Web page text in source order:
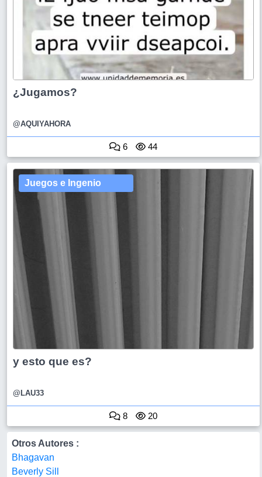
¿Jugamos?
@AQUIYAHORA
6 44
Juegos e Ingenio
y esto que es?
@LAU33
8 20
Otros Autores :
Bhagavan
Beverly Sill